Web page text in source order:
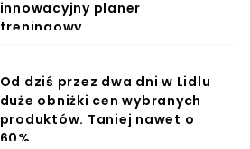
innowacyjny planer
treningowy
Od dziś przez dwa dni w Lidlu
duże obniżki cen wybranych
produktów. Taniej nawet o
60%